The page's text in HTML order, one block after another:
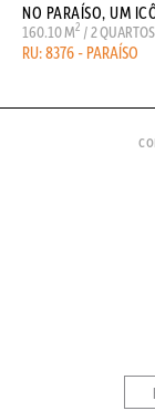
NO PARAÍSO, UM
160.10 M2 / 2
RU: 8376 - PARAÍSO